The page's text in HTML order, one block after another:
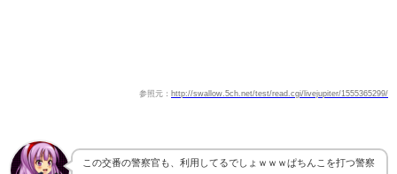
参照元： http://swallow.5ch.net/test/read.cgi/livejupiter/1555365299/
この交番の警察官も、利用してるでしょｗｗｗぱちんこを打つ警察